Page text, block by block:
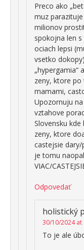
Preco ako
muz
milionov
spokojna len
ociach lepsi
vsetko
„hypergamia“
zeny, ktore
mamami,
Upozornuju
vztahove
Slovensku
zeny, ktore
castejsie
je tomu
VIAC/
Odpovedať
holistický
30/10/2024 at
To je ale